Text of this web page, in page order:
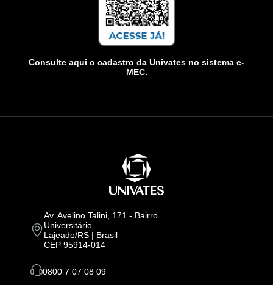
Consulte aqui o cadastro da Univates no sistema e-
MEC.
Av. Avelino Talini, 171 - Bairro
Universitário
Lajeado/RS | Brasil
CEP 95914-014
0800 7 07 08 09